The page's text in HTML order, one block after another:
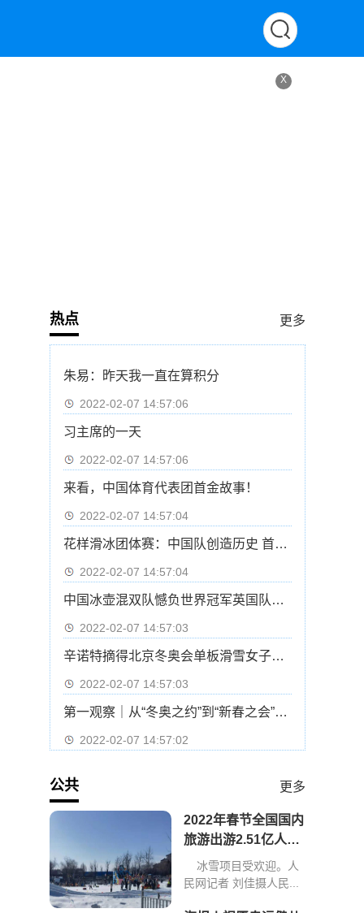
X
热点 更多
朱易：昨天我一直在算积分
2022-02-07 14:57:06
习主席的一天
2022-02-07 14:57:06
来看，中国体育代表团首金故事！
2022-02-07 14:57:04
花样滑冰团体赛：中国队创造历史 首次晋级自由滑
2022-02-07 14:57:04
中国冰壶混双队憾负世界冠军英国队基本无缘四强
2022-02-07 14:57:03
辛诺特摘得北京冬奥会单板滑雪女子坡面障碍技巧冠军
2022-02-07 14:57:03
第一观察｜从“冬奥之约”到“新春之会”：中俄元首会晤的三重意涵
2022-02-07 14:57:02
公共 更多
2022年春节全国国内
旅游出游2.51亿人次
旅游收入2891.98亿
元
冰雪项目受欢迎。人
民网记者 刘佳摄人民...